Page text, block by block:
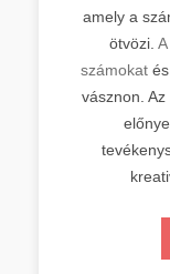
amely a
ötvözi.
számokatés
vásznon.